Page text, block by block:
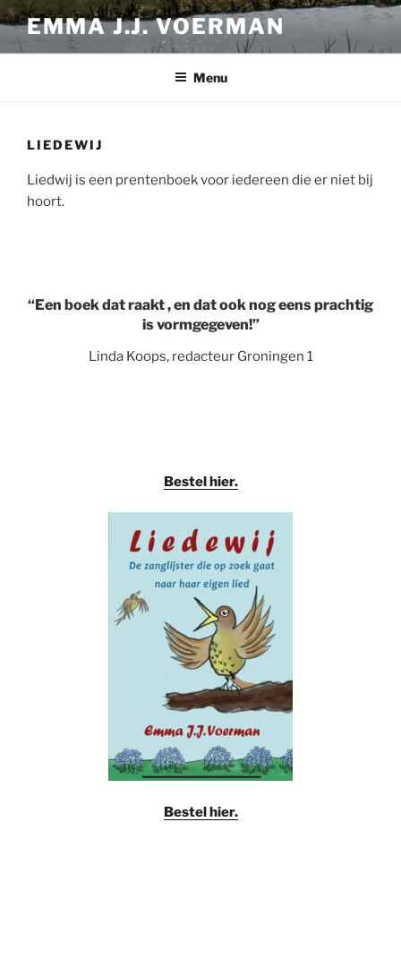
Ga
naar
de
EMMA J.J. VOERMAN
Menu
LIEDEWIJ
Liedwij is een prentenboek voor iedereen die er niet bij
hoort.
“Een boek dat raakt , en dat ook nog eens prachtig
is vormgegeven!”
Linda Koops, redacteur Groningen 1
Bestel hier.
Bestel hier.